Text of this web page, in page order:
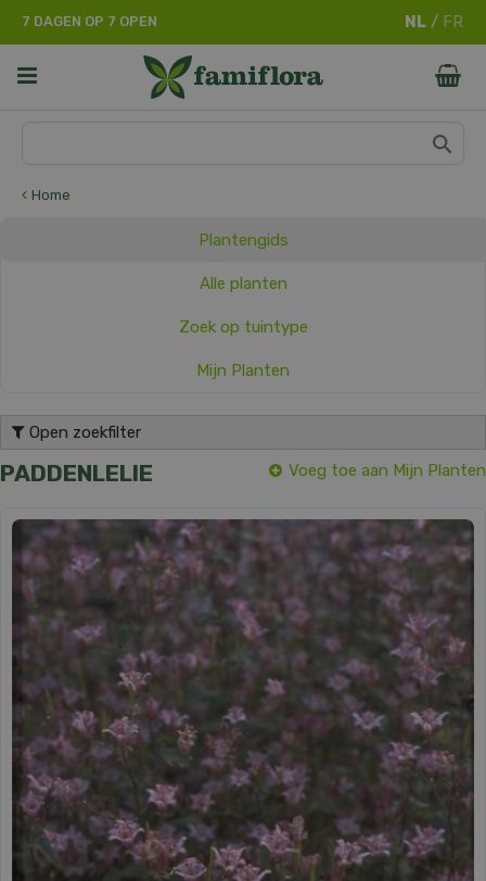
Home
7 DAGEN OP 7 OPEN
Plantengids
Alle planten
Zoek op tuintype
Mijn Planten
Open zoekfilter
PADDENLELIE Voeg toe aan Mijn Planten